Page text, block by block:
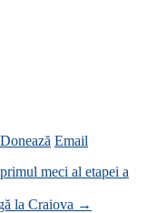
Donează Email
meci al etapei a
la Craiova →